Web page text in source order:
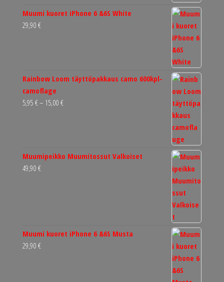
Muumi kuoret iPhone 6 &6S White
29,90 €
Rainbow Loom täyttöpakkaus camo 600kpl-
camoflage
5,95 €– 15,00 €Hintaluokka:
Muumipeikko Muumitossut Valkoiset
49,90 €
Muumi kuoret iPhone 6 &6S Musta
29,90 €